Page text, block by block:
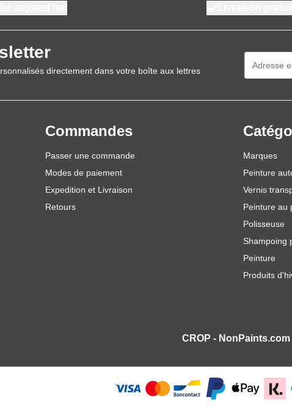
directement dans votre boîte aux lettres
Commandes
Passer une commande
Modes de paiement
Expedition et Livraison
Retours
Marques
Peinture
Vernis
Peinture au
Polisseuse
Shampoing
Peinture
Produits
CROP - NonPaints.com